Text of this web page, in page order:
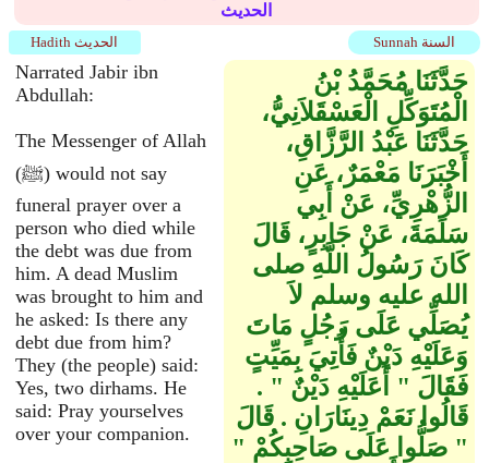
الحديث
Sunnah السنة Hadith الحديث
Narrated Jabir ibn
Abdullah:
The Messenger of Allah
(ﷺ) would not say
funeral prayer over a
person who died while
the debt was due from
him. A dead Muslim
was brought to him and
he asked: Is there any
debt due from him?
They (the people) said:
Yes, two dirhams. He
said: Pray yourselves
over your companion.
حَدَّثَنَا مُحَمَّدُ بْنُ
الْمُتَوَكِّلِ الْعَسْقَلاَنِيُّ،
حَدَّثَنَا عَبْدُ الرَّزَّاقِ،
أَخْبَرَنَا مَعْمَرٌ، عَنِ
الزُّهْرِيِّ، عَنْ أَبِي
سَلَمَةَ، عَنْ جَابِرٍ، قَالَ
كَانَ رَسُولُ اللَّهِ صلى
الله عليه وسلم لاَ
يُصَلِّي عَلَى رَجُلٍ مَاتَ
وَعَلَيْهِ دَيْنٌ فَأُتِيَ بِمَيِّتٍ
فَقَالَ ‏"‏ أَعَلَيْهِ دَيْنٌ ‏"‏ ‏.‏
قَالُوا نَعَمْ دِينَارَانِ ‏.‏ قَالَ
‏"‏ صَلُّوا عَلَى صَاحِبِكُمْ ‏"‏